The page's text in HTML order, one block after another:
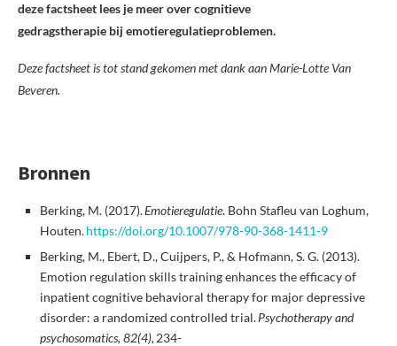
deze factsheet lees je meer over cognitieve
gedragstherapie bij emotieregulatieproblemen.
Deze factsheet is tot stand gekomen met dank aan Marie-Lotte Van
Beveren.
Bronnen
Berking, M. (2017).Emotieregulatie. Bohn Stafleu van Loghum,
Houten.https://doi.org/10.1007/978-90-368-1411-9
Berking, M., Ebert, D., Cuijpers, P., & Hofmann, S. G. (2013).
Emotion regulation skills training enhances the efficacy of
inpatient cognitive behavioral therapy for major depressive
disorder: a randomized controlled trial.Psychotherapy and
psychosomatics, 82(4), 234-